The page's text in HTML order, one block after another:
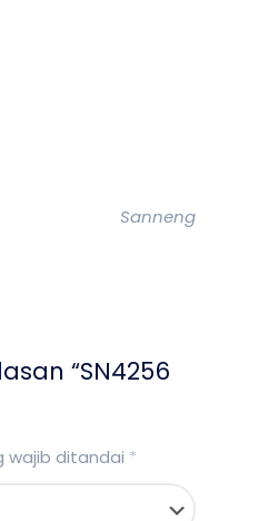
Sanneng
“SN4256
wajib ditandai *